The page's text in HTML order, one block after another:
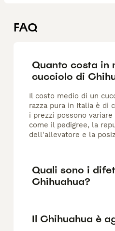
FAQ
Quanto costa in
cucciolo di
Il costo medio di un
razza pura in Italia è di
i prezzi possono
come il pedigree, la
dell'allevatore e la
Quali sono i
Chihuahua?
Il Chihuahua è